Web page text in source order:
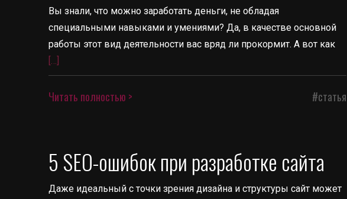
Вы знали, что можно заработать деньги, не обладая
специальными навыками и умениями? Да, в качестве основной
работы этот вид деятельности вас вряд ли прокормит. А вот как
[…]
Читать полностью > #статья
5 SEO-ошибок при разработке сайта
Даже идеальный с точки зрения дизайна и структуры сайт может